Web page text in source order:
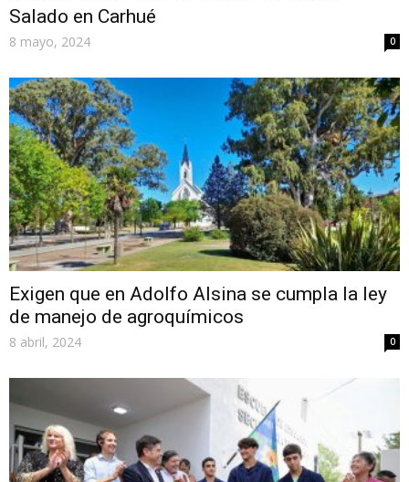
Salado en Carhué
8 mayo, 2024 0
Exigen que en Adolfo Alsina se cumpla la ley
de manejo de agroquímicos
8 abril, 2024 0